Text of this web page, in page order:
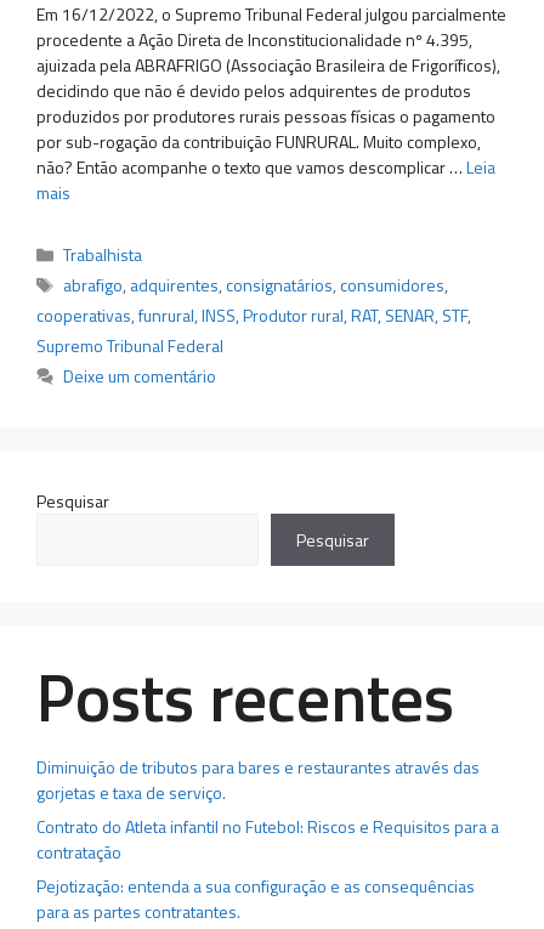
Em 16/12/2022, o Supremo Tribunal Federal julgou parcialmente
procedente a Ação Direta de Inconstitucionalidade nº 4.395,
ajuizada pela ABRAFRIGO (Associação Brasileira de Frigoríficos),
decidindo que não é devido pelos adquirentes de produtos
produzidos por produtores rurais pessoas físicas o pagamento
por sub-rogação da contribuição FUNRURAL. Muito complexo,
não? Então acompanhe o texto que vamos descomplicar …Leia
mais
Categorias
Trabalhista
Tags
abrafigo, adquirentes,consignatários,consumidores,
cooperativas,funrural,INSS,Produtor rural,RAT, SENAR, STF,
Supremo Tribunal Federal
Deixe um comentário
Pesquisar
Pesquisar
Posts recentes
Diminuição de tributos para bares e restaurantes através das
gorjetas e taxa de serviço.
Contrato do Atleta infantil no Futebol: Riscos e Requisitos para a
contratação
Pejotização: entenda a sua configuração e as consequências
para as partes contratantes.